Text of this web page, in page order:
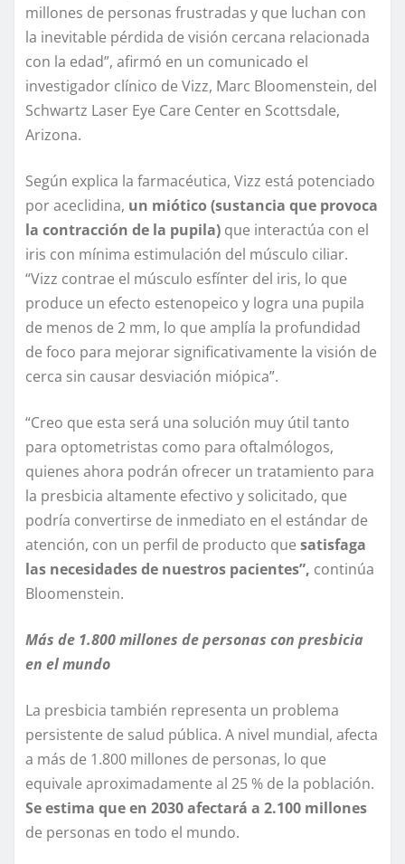
millones de personas frustradas y que luchan con
la inevitable pérdida de visión cercana relacionada
con la edad”, afirmó en un comunicado el
investigador clínico de Vizz, Marc Bloomenstein, del
Schwartz Laser Eye Care Center en Scottsdale,
Arizona.
Según explica la farmacéutica, Vizz está potenciado
por aceclidina, un miótico (sustancia que provoca
la contracción de la pupila) que interactúa con el
iris con mínima estimulación del músculo ciliar.
“Vizz contrae el músculo esfínter del iris, lo que
produce un efecto estenopeico y logra una pupila
de menos de 2 mm, lo que amplía la profundidad
de foco para mejorar significativamente la visión de
cerca sin causar desviación miópica”.
“Creo que esta será una solución muy útil tanto
para optometristas como para oftalmólogos,
quienes ahora podrán ofrecer un tratamiento para
la presbicia altamente efectivo y solicitado, que
podría convertirse de inmediato en el estándar de
atención, con un perfil de producto que satisfaga
las necesidades de nuestros pacientes”, continúa
Bloomenstein.
Más de 1.800 millones de personas con presbicia
en el mundo
La presbicia también representa un problema
persistente de salud pública. A nivel mundial, afecta
a más de 1.800 millones de personas, lo que
equivale aproximadamente al 25 % de la población.
Se estima que en 2030 afectará a 2.100 millones
de personas en todo el mundo.